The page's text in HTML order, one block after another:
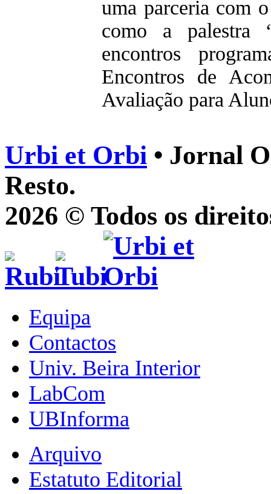
uma parceria com
como a palestra
encontros
Encontros de
Avaliação para
Urbi et Orbi • Jornal
Resto.
2026 © Todos os
Equipa
Contactos
Univ. Beira Interior
LabCom
UBInforma
Arquivo
Estatuto Editorial